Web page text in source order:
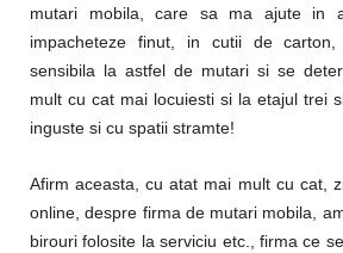
mutari mobila, care sa ma ajute in
impacheteze finut, in cutii de
sensibila la astfel de mutari si se
mult cu cat mai locuiesti si la etajul trei
inguste si cu spatii stramte!
Afirm aceasta, cu atat mai mult cu cat,
online, despre firma de mutari mobila,
birouri folosite la serviciu etc., firma ce